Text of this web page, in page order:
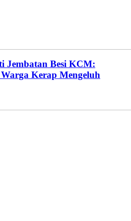
Jembatan Besi KCM:
Kerap Mengeluh